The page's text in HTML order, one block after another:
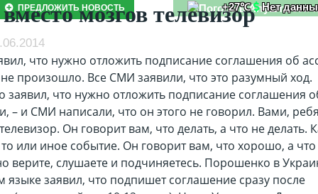
ПРЕДЛОЖИТЬ НОВОСТЬ +27℃ Нет
мозгов телевизор
что нужно отложить подписание соглашения об
произошло. Все СМИ заявили, что это разумный ход.
заявил, что нужно отложить подписание соглашения
– и СМИ написали, что он этого не говорил. Вами,
Он говорит вам, что делать, а что не делать.
или иное событие. Он говорит вам, что хорошо, а
верите, слушаете и подчиняетесь. Порошенко в
языке заявил, что подпишет соглашение сразу после